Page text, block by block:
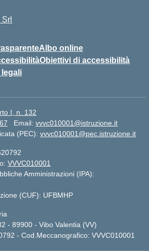
Albo online
Obiettivi di accessibilità
legali
I, n. 132
Email: vvvc010001@istruzione.it
(PEC): vvvc010001@pec.istruzione.it
VVVC010001
Amministrazioni (IPA):
(CUF): UFBMHP
- 89900 - Vibo Valentia (VV)
- Cod.Meccanografico: VVVC010001